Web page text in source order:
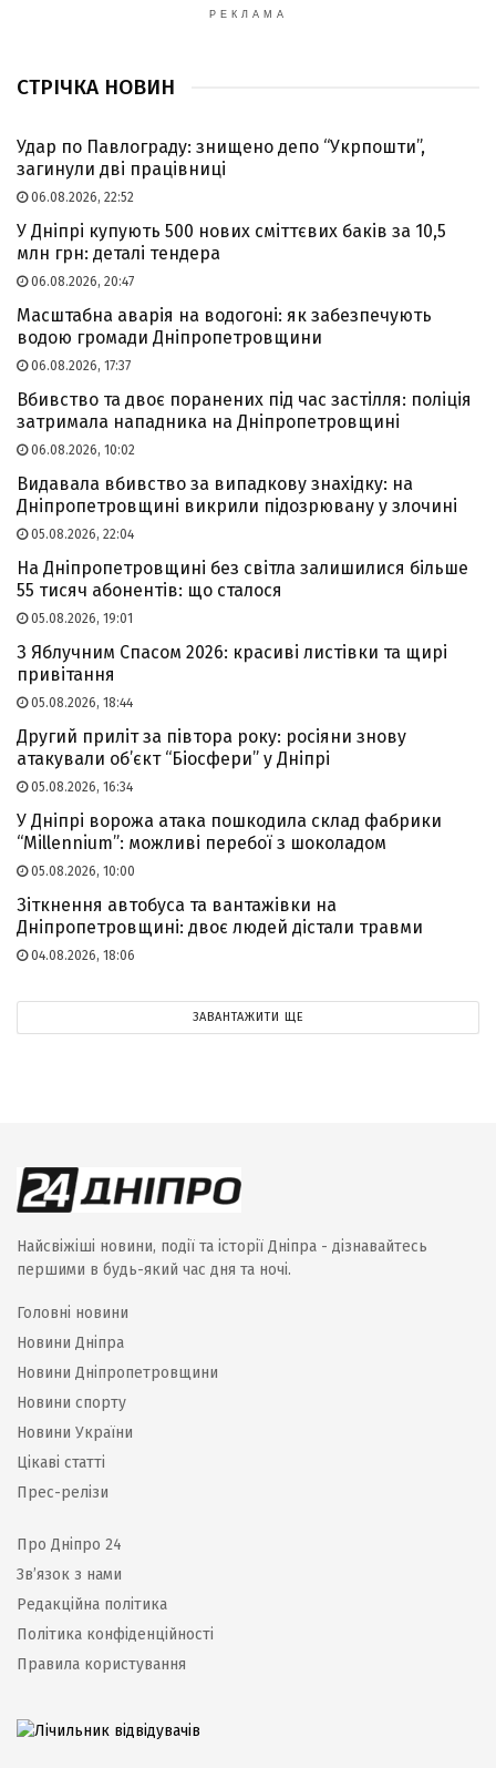
РЕКЛАМА
СТРІЧКА НОВИН
Удар по Павлограду: знищено депо “Укрпошти”,
загинули дві працівниці
06.08.2026, 22:52
У Дніпрі купують 500 нових сміттєвих баків за 10,5
млн грн: деталі тендера
06.08.2026, 20:47
Масштабна аварія на водогоні: як забезпечують
водою громади Дніпропетровщини
06.08.2026, 17:37
Вбивство та двоє поранених під час застілля: поліція
затримала нападника на Дніпропетровщині
06.08.2026, 10:02
Видавала вбивство за випадкову знахідку: на
Дніпропетровщині викрили підозрювану у злочині
05.08.2026, 22:04
На Дніпропетровщині без світла залишилися більше
55 тисяч абонентів: що сталося
05.08.2026, 19:01
З Яблучним Спасом 2026: красиві листівки та щирі
привітання
05.08.2026, 18:44
Другий приліт за півтора року: росіяни знову
атакували об’єкт “Біосфери” у Дніпрі
05.08.2026, 16:34
У Дніпрі ворожа атака пошкодила склад фабрики
“Millennium”: можливі перебої з шоколадом
05.08.2026, 10:00
Зіткнення автобуса та вантажівки на
Дніпропетровщині: двоє людей дістали травми
04.08.2026, 18:06
ЗАВАНТАЖИТИ ЩЕ
Найсвіжіші новини, події та історії Дніпра - дізнавайтесь
першими в будь-який час дня та ночі.
Головні новини
Новини Дніпра
Новини Дніпропетровщини
Новини спорту
Новини України
Цікаві статті
Прес-релізи
Про Дніпро 24
Зв’язок з нами
Редакційна політика
Політика конфіденційності
Правила користування